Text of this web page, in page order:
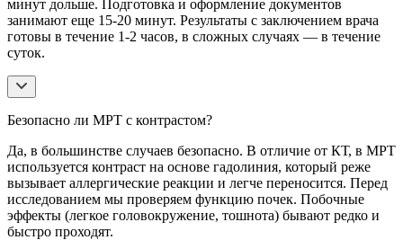
минут дольше. Подготовка и оформление документов
занимают еще 15-20 минут. Результаты с заключением врача
готовы в течение 1-2 часов, в сложных случаях — в течение
суток.
Безопасно ли МРТ с контрастом?
Да, в большинстве случаев безопасно. В отличие от КТ, в МРТ
используется контраст на основе гадолиния, который реже
вызывает аллергические реакции и легче переносится. Перед
исследованием мы проверяем функцию почек. Побочные
эффекты (легкое головокружение, тошнота) бывают редко и
быстро проходят.